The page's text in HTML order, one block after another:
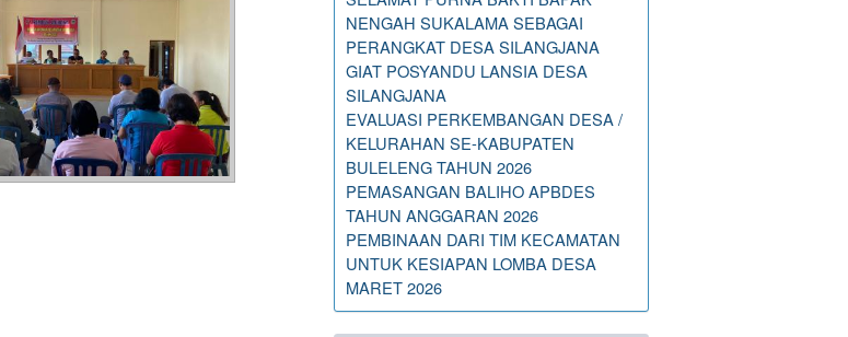
NENGAH SUKALAMA SEBAGAI
PERANGKAT DESA SILANGJANA
GIAT POSYANDU LANSIA DESA
SILANGJANA
EVALUASI PERKEMBANGAN DESA /
KELURAHAN SE-KABUPATEN
BULELENG TAHUN 2026
PEMASANGAN BALIHO APBDES
TAHUN ANGGARAN 2026
PEMBINAAN DARI TIM KECAMATAN
UNTUK KESIAPAN LOMBA DESA
MARET 2026